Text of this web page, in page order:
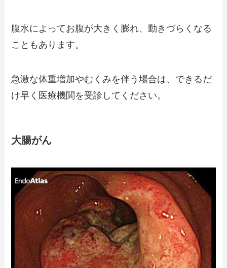
腹水によってお腹が大きく膨れ、動きづらくなる
こともあります。
急激な体重増加やむくみを伴う場合は、できるだ
け早く医療機関を受診してください。
大腸がん